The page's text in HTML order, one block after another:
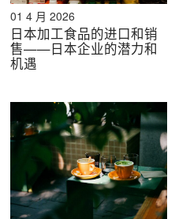
01 4 月 2026
日本加工食品的进口和销
售——日本企业的潜力和
机遇